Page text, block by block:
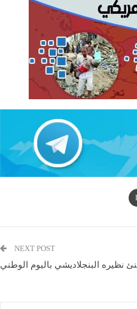
NEXT POST
نظيره البنجلاديشي باليوم الوطني